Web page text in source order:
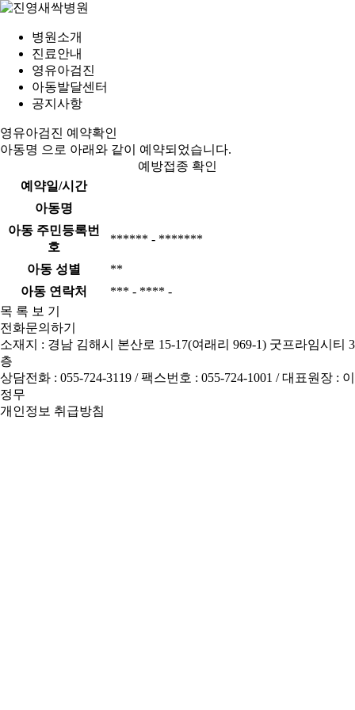
병원소개
진료안내
영유아검진
아동발달센터
공지사항
영유아검진 예약확인
아동명 으로 아래와 같이 예약되었습니다.
예방접종 확인
예약일/시간
아동명
아동 주민등록번
호
****** - *******
아동 성별
**
아동 연락처
*** - **** -
목 록 보 기
전화문의하기
소재지 : 경남 김해시 본산로 15-17(여래리 969-1) 굿프라임시티 3
층
상담전화 : 055-724-3119 / 팩스번호 : 055-724-1001 / 대표원장 : 이
정무
개인정보 취급방침